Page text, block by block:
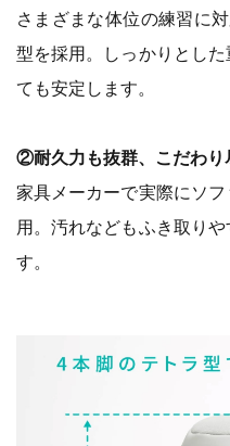
さまざまな体位の練習に
型を採用。しっかりとし
ても安定します。
②耐久力も抜群、こだわり
家具メーカーで実際にソ
用。汚れなどもふき取り
す。